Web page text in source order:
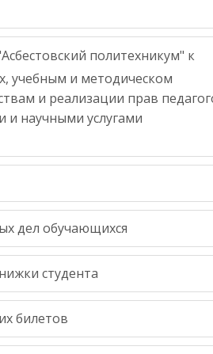
политехникум" к
учебным и методическом
и реализации прав
и научными услугами
дел обучающихся
студента
билетов